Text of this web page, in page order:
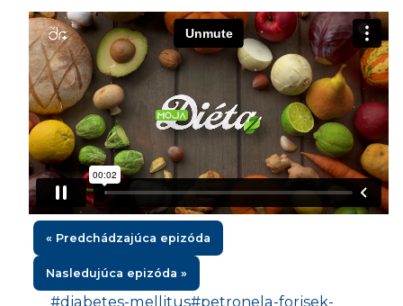
« Predchádzajúca epizóda
Nasledujúca epizóda »
#diabetes-mellitus#petronela-forisek-